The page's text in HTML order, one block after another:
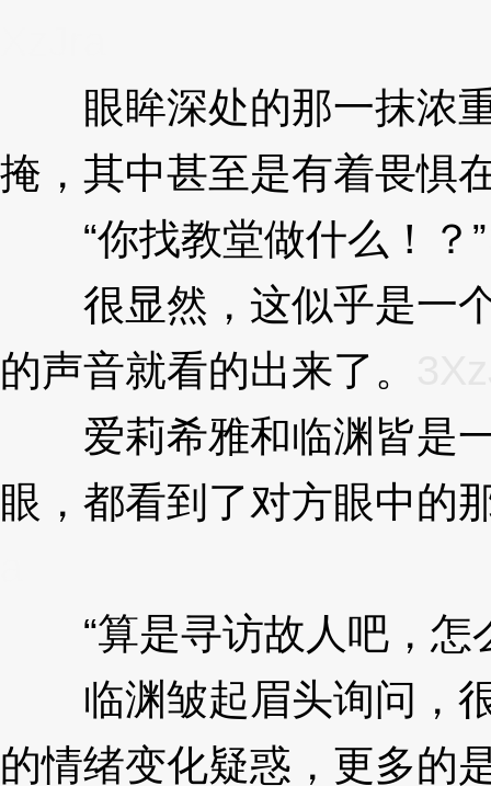
眼眸深处的那一抹浓重
掩，其中甚至是有着畏惧
“你找教堂做什么！？”
很显然，这似乎是一个
的声音就看的出来了。
爱莉希雅和临渊皆是一
眼，都看到了对方眼中的
“算是寻访故人吧，怎
临渊皱起眉头询问，很
的情绪变化疑惑，更多的